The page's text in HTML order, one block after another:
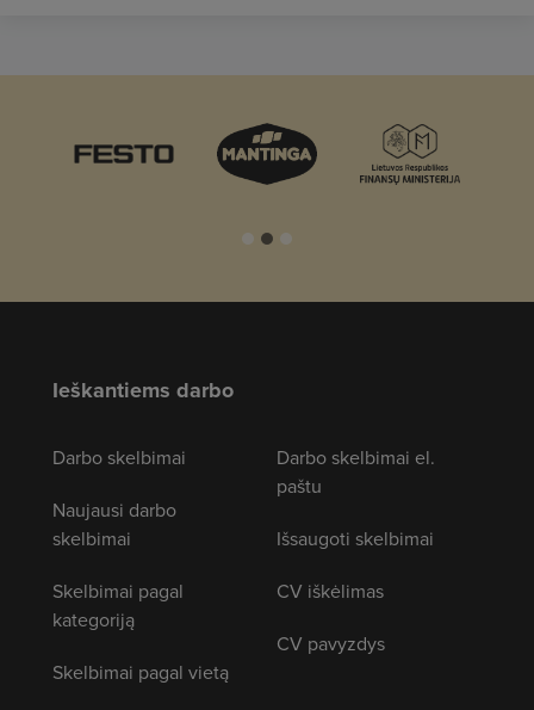
Ieškantiems darbo
Darbo skelbimai
Naujausi darbo
skelbimai
Skelbimai pagal
kategoriją
Skelbimai pagal vietą
Darbo skelbimai el.
paštu
Išsaugoti skelbimai
CV iškėlimas
CV pavyzdys